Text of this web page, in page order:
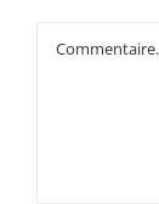
Commentaire